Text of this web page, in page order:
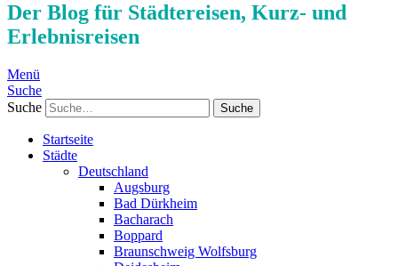
Der Blog für Städtereisen, Kurz- und
Erlebnisreisen
Menü
Suche
Suche
Startseite
Städte
Deutschland
Augsburg
Bad Dürkheim
Bacharach
Boppard
Braunschweig Wolfsburg